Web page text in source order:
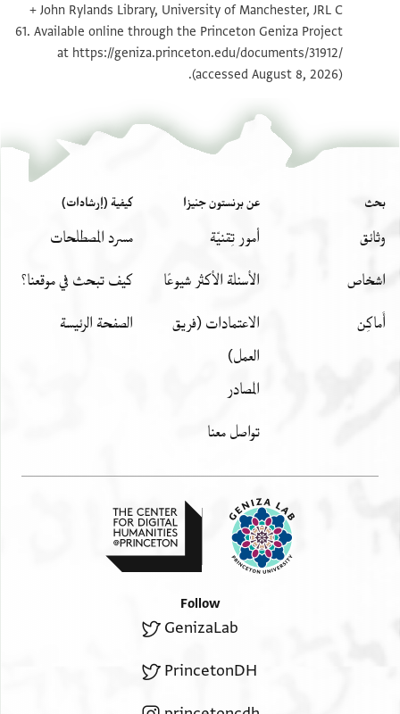
JRL C 61 1 / 1 leaf, recto تكبير و تدوير
JRL C 61 1 / 1 leaf, verso تكبير و تدوير
+ John Rylands Library, University of Manchester, JRL C
61. Available online through the Princeton Geniza Project
athttps://geniza.princeton.edu/documents/31912/
(accessed August 8, 2026).
بحث
وثائق
اشخاص
أَماكِن
عن برنستون جنيزا
أمور تِقنيّة
الأسئلة الأكثر شيوعًا
الاعتمادات (فريق
العمل)
المصادر
تواصل معنا
كيفية (إرشادات)
مسرد المصطلحات
كيف تبحث في موقعنا؟
الصفحة الرئيسة
Follow
GenizaLab
PrincetonDH